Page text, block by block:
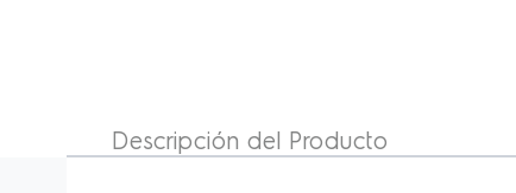
Descripción del Producto